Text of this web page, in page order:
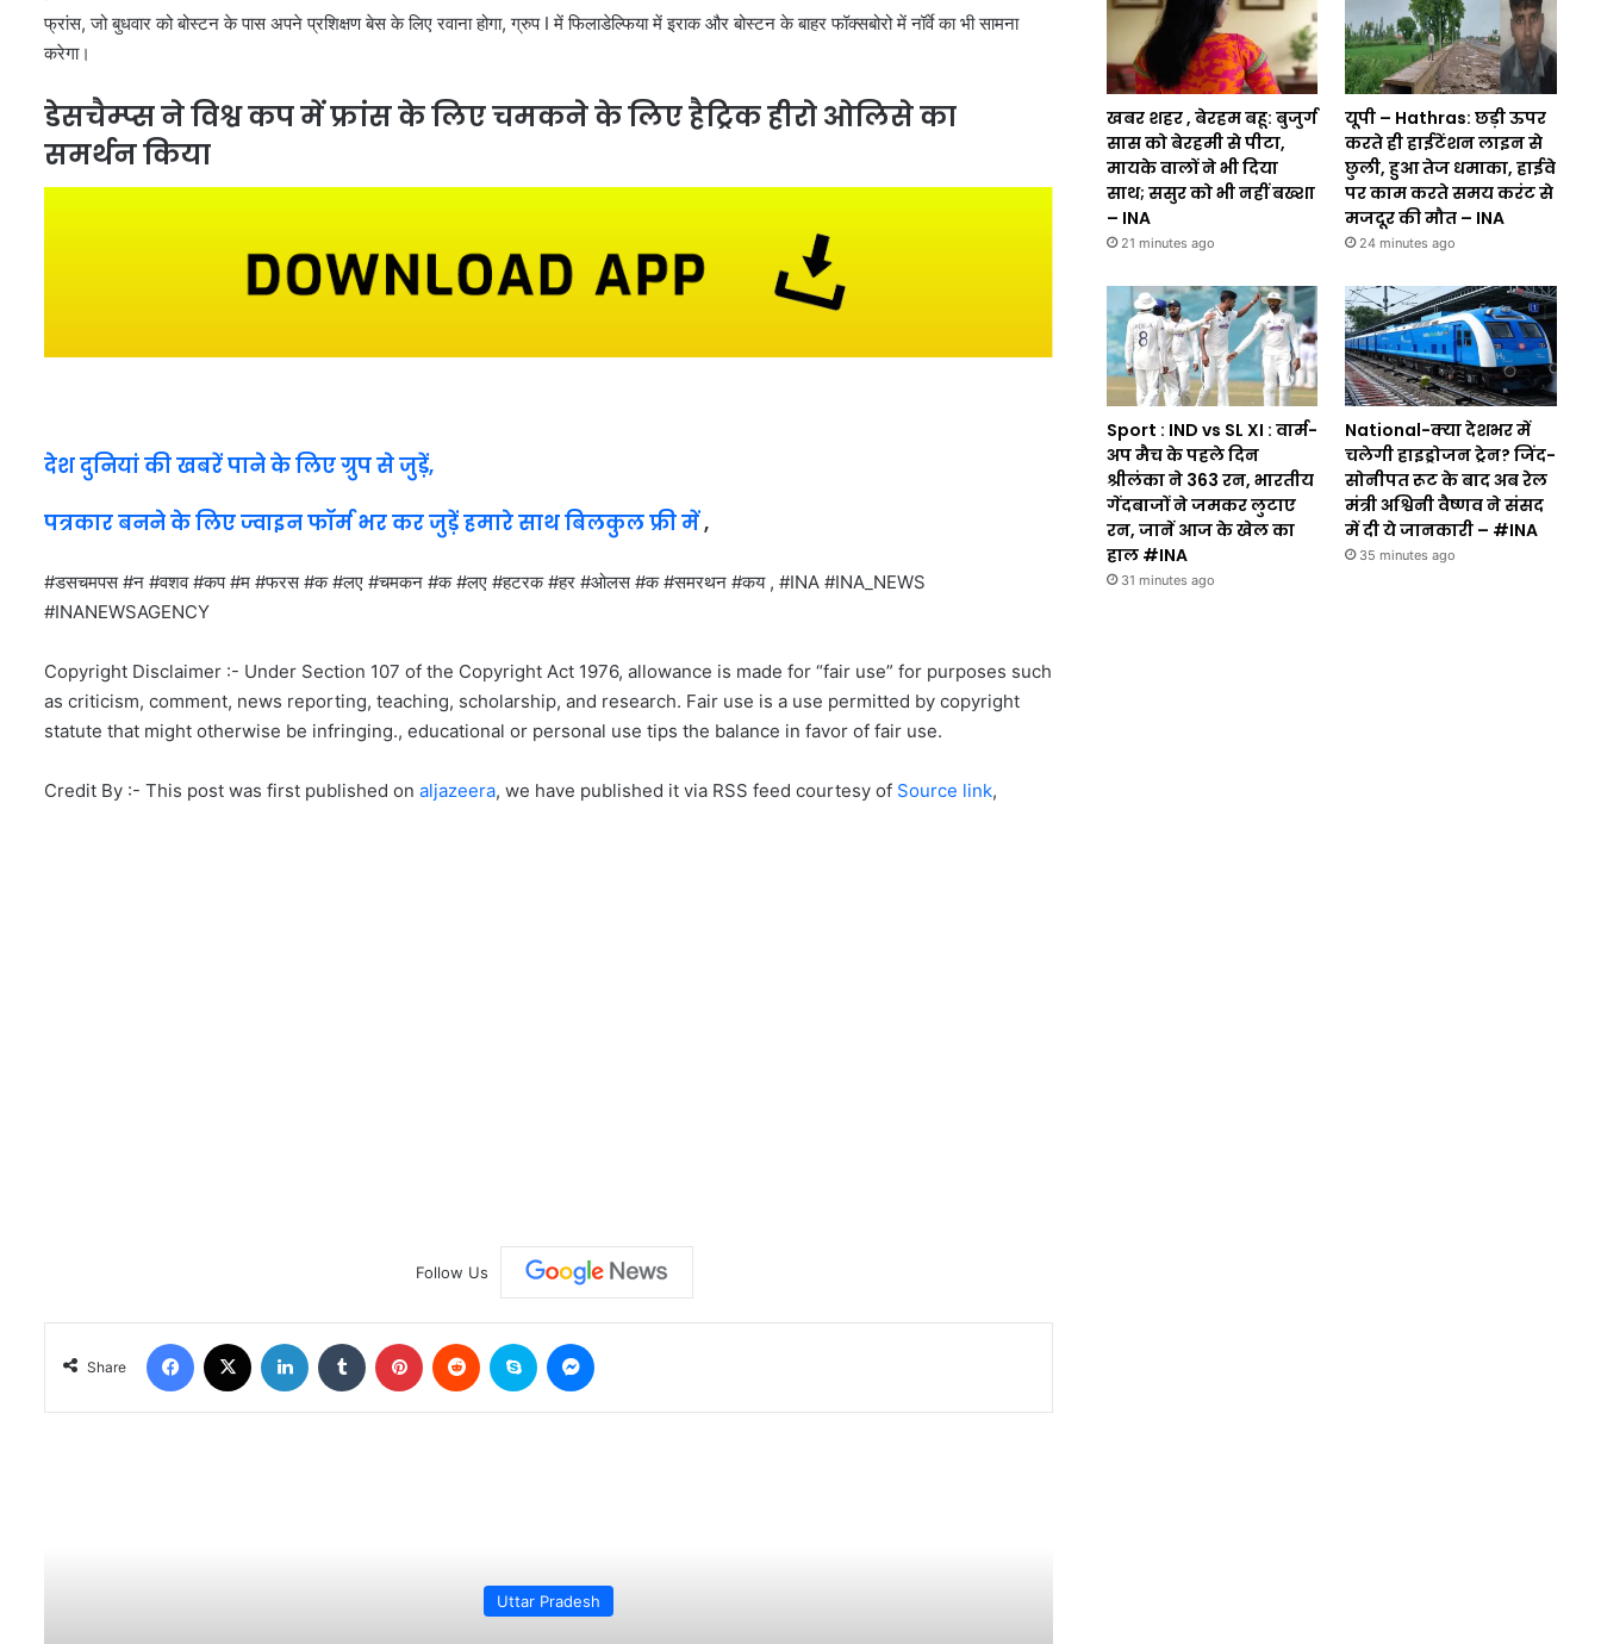
फ्रांस, जो बुधवार को बोस्टन के पास अपने प्रशिक्षण बेस के लिए रवाना होगा, ग्रुप I में फिलाडेल्फिया में इराक और बोस्टन के बाहर फॉक्सबोरो में नॉर्वे का भी सामना
करेगा।
डेसचैम्प्स ने विश्व कप में फ्रांस के लिए चमकने के लिए हैट्रिक हीरो ओलिसे का
समर्थन किया
देश दुनियां की खबरें पाने के लिए ग्रुप से जुड़ें,
पत्रकार बनने के लिए ज्वाइन फॉर्म भर कर जुड़ें हमारे साथ बिलकुल फ्री में,
#डसचमपस #न #वशव #कप #म #फरस #क #लए #चमकन #क #लए #हटरक #हर #ओलस #क #समरथन #कय , #INA #INA_NEWS
#INANEWSAGENCY
Copyright Disclaimer :- Under Section 107 of the Copyright Act 1976, allowance is made for “fair use” for purposes such
as criticism, comment, news reporting, teaching, scholarship, and research. Fair use is a use permitted by copyright
statute that might otherwise be infringing., educational or personal use tips the balance in favor of fair use.
Credit By :- This post was first published on aljazeera, we have published it via RSS feed courtesy of Source link,
Follow Us
Share
Uttar Pradesh
खबर शहर , बेरहम बहू: बुजुर्ग
सास को बेरहमी से पीटा,
मायके वालों ने भी दिया
साथ; ससुर को भी नहीं बख्शा
– INA
21 minutes ago
यूपी – Hathras: छड़ी ऊपर
करते ही हाईटेंशन लाइन से
छुली, हुआ तेज धमाका, हाईवे
पर काम करते समय करंट से
मजदूर की मौत – INA
24 minutes ago
Sport : IND vs SL XI : वार्म-
अप मैच के पहले दिन
श्रीलंका ने 363 रन, भारतीय
गेंदबाजों ने जमकर लुटाए
रन, जानें आज के खेल का
हाल #INA
31 minutes ago
National-क्या देशभर में
चलेगी हाइड्रोजन ट्रेन? जिंद-
सोनीपत रूट के बाद अब रेल
मंत्री अश्विनी वैष्णव ने संसद
में दी ये जानकारी – #INA
35 minutes ago